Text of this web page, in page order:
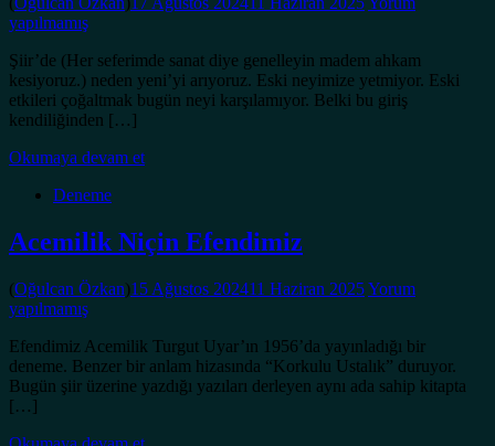
yapılmamış
Şiir’de (Her seferimde sanat diye genelleyin madem ahkam
kesiyoruz.) neden yeni’yi arıyoruz. Eski neyimize yetmiyor. Eski
etkileri çoğaltmak bugün neyi karşılamıyor. Belki bu giriş
kendiliğinden […]
Okumaya devam et
Deneme
Acemilik Niçin Efendimiz
(Oğulcan Özkan)15 Ağustos 202411 Haziran 2025Yorum
yapılmamış
Efendimiz Acemilik Turgut Uyar’ın 1956’da yayınladığı bir
deneme. Benzer bir anlam hizasında “Korkulu Ustalık” duruyor.
Bugün şiir üzerine yazdığı yazıları derleyen aynı ada sahip kitapta
[…]